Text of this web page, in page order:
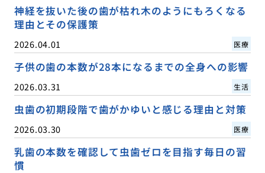
神経を抜いた後の歯が枯れ木のようにもろくなる
理由とその保護策
2026.04.01 医療
子供の歯の本数が28本になるまでの全身への影響
2026.03.31 生活
虫歯の初期段階で歯がかゆいと感じる理由と対策
2026.03.30 医療
乳歯の本数を確認して虫歯ゼロを目指す毎日の習
慣